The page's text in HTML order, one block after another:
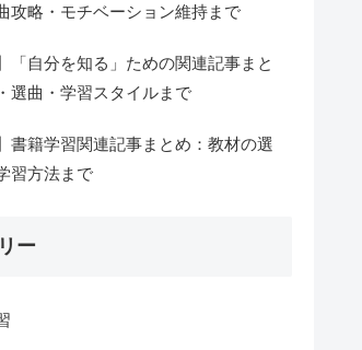
攻略・モチベーション維持まで
「自分を知る」ための関連記事まと
選曲・学習スタイルまで
書籍学習関連記事まとめ：教材の選
習方法まで
ー